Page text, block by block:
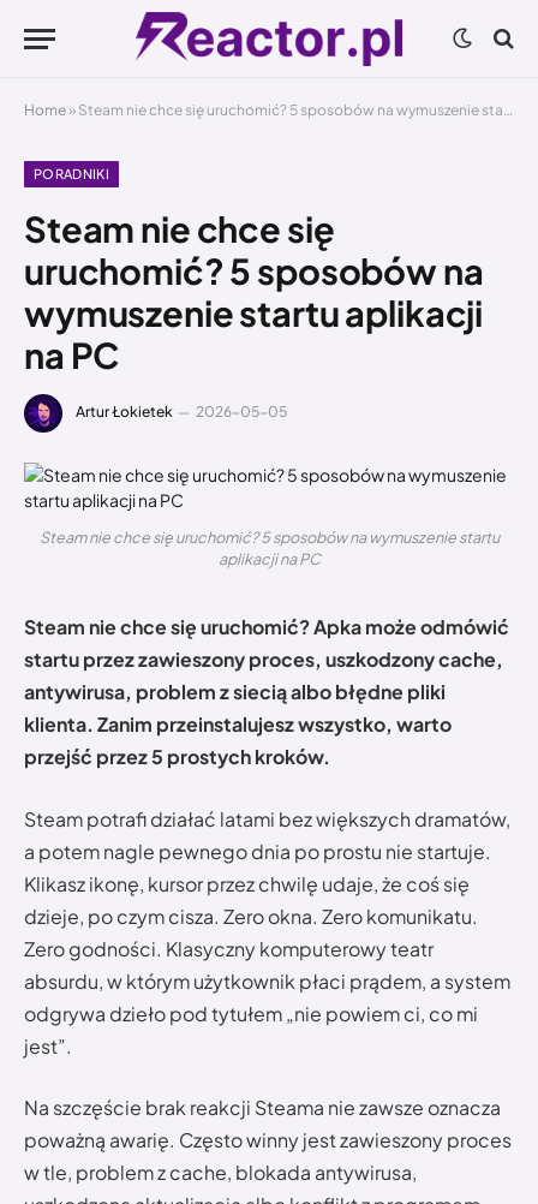
Home » Steam nie chce się uruchomić? 5 sposobów na wymuszenie startu aplikacji na PC
PORADNIKI
Steam nie chce się
uruchomić? 5 sposobów na
wymuszenie startu aplikacji
na PC
Artur Łokietek 2026-05-05
Steam nie chce się uruchomić? 5 sposobów na wymuszenie startu
aplikacji na PC
Steam nie chce się uruchomić? Apka może odmówić
startu przez zawieszony proces, uszkodzony cache,
antywirusa, problem z siecią albo błędne pliki
klienta. Zanim przeinstalujesz wszystko, warto
przejść przez 5 prostych kroków.
Steam potrafi działać latami bez większych dramatów,
a potem nagle pewnego dnia po prostu nie startuje.
Klikasz ikonę, kursor przez chwilę udaje, że coś się
dzieje, po czym cisza. Zero okna. Zero komunikatu.
Zero godności. Klasyczny komputerowy teatr
absurdu, w którym użytkownik płaci prądem, a system
odgrywa dzieło pod tytułem „nie powiem ci, co mi
jest”.
Na szczęście brak reakcji Steama nie zawsze oznacza
poważną awarię. Często winny jest zawieszony proces
w tle, problem z cache, blokada antywirusa,